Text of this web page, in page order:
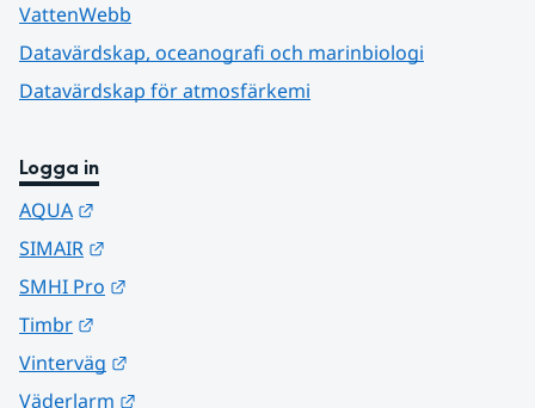
VattenWebb
Datavärdskap, oceanografi och marinbiologi
Datavärdskap för atmosfärkemi
Logga in
AQUA
SIMAIR
SMHI Pro
Timbr
Vinterväg
Väderlarm